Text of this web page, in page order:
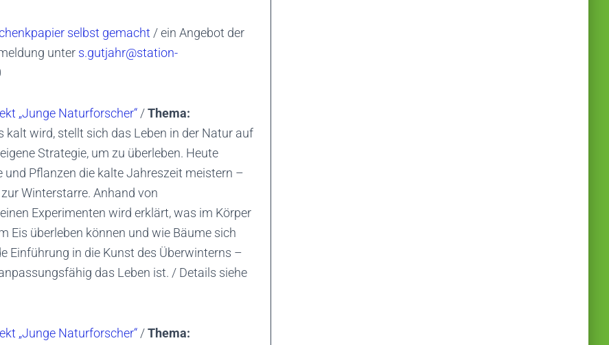
selbst gemacht / ein Angebot der
unter s.gutjahr@station-
„Junge Naturforscher“ /Thema:
kalt wird, stellt sich das Leben in der Natur auf
Strategie, um zu überleben. Heute
und Pflanzen die kalte Jahreszeit meistern –
Winterstarre. Anhand von
Experimenten wird erklärt, was im Körper
Eis überleben können und wie Bäume sich
Einführung in die Kunst des Überwinterns –
das Leben ist. / Details siehe
„Junge Naturforscher“ /Thema: